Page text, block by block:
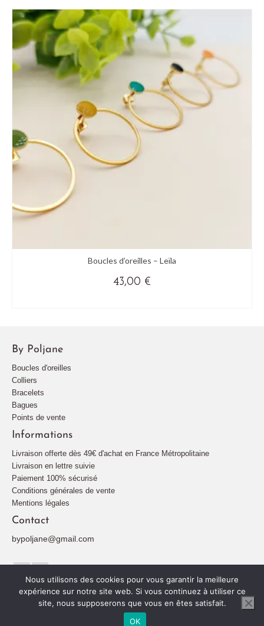
Boucles d’oreilles – Leïla
43,00 €
page
By Poljane
Boucles d'oreilles
Colliers
Bracelets
Bagues
Points de vente
Informations
Livraison offerte dès 49€ d'achat en France Métropolitaine
Livraison en lettre suivie
Paiement 100% sécurisé
Conditions générales de vente
Mentions légales
Contact
bypoljane@gmail.com
Plan de site Mentions légales Politique de confidentialité
Nous utilisons des cookies pour vous garantir la meilleure
expérience sur notre site web. Si vous continuez à utiliser ce
site, nous supposerons que vous en êtes satisfait.
OK